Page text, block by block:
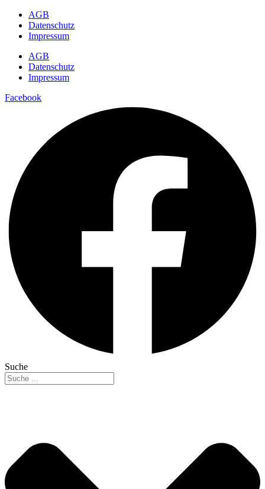
AGB
Datenschutz
Impressum
AGB
Datenschutz
Impressum
Facebook
Suche